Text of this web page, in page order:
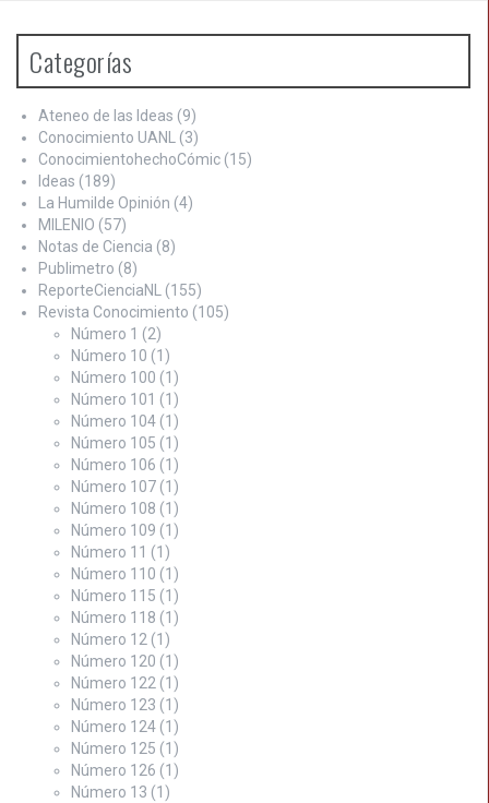
Categorías
Ateneo de las Ideas (9)
Conocimiento UANL
(3)
ConocimientohechoCómic (15)
Ideas (189)
La Humilde Opinión (4)
MILENIO (57)
Notas de Ciencia (8)
Publimetro (8)
ReporteCienciaNL
(155)
Revista Conocimiento (105)
Número 1 (2)
Número 10 (1)
Número 100 (1)
Número 101 (1)
Número 104 (1)
Número 105 (1)
Número 106 (1)
Número 107 (1)
Número 108 (1)
Número 109 (1)
Número 11 (1)
Número 110 (1)
Número 115 (1)
Número 118 (1)
Número 12 (1)
Número 120 (1)
Número 122 (1)
Número 123 (1)
Número 124 (1)
Número 125 (1)
Número 126 (1)
Número 13 (1)